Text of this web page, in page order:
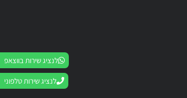
לנציג שירות בווצאפ
לנציג שירות טלפוני